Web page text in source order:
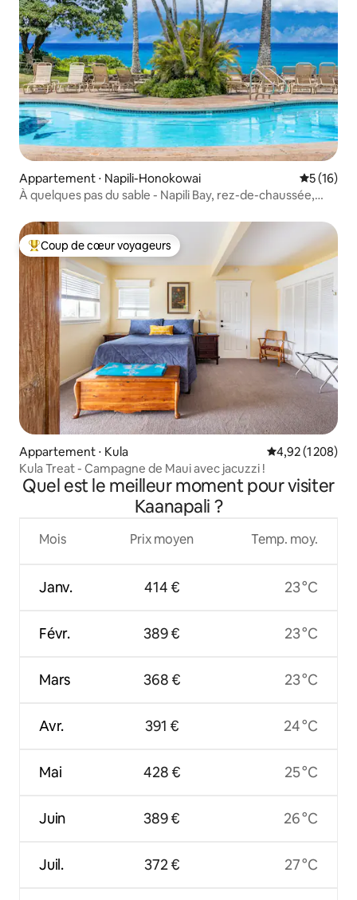
Appartement ⋅ Napili-Honokowai
5 (16)
À quelques pas du sable - Napili Bay, rez-de-chaussée,
Coups de cœur voyageurs les plus appréciés
Coup de cœur voyageurs
Appartement ⋅ Kula Évaluation
4,92 (1 208)
Kula Treat - Campagne de Maui avec jacuzzi !
Quel est le meilleur moment pour visiter
Kaanapali ?
Mois
Janv.
Févr.
Mars
Avr.
Mai
Juin
Juil.
Prix moyen
414 €
389 €
368 €
391 €
428 €
389 €
372 €
Temp. moy.
23 °C
23 °C
23 °C
24 °C
25 °C
26 °C
27 °C